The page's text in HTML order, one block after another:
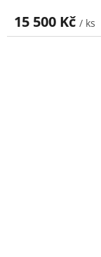
15 500 Kč / ks